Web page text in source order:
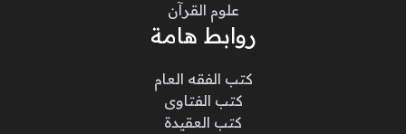
علوم القرآن
روابط هامة
كتب الفقه العام
كتب الفتاوى
كتب العقيدة